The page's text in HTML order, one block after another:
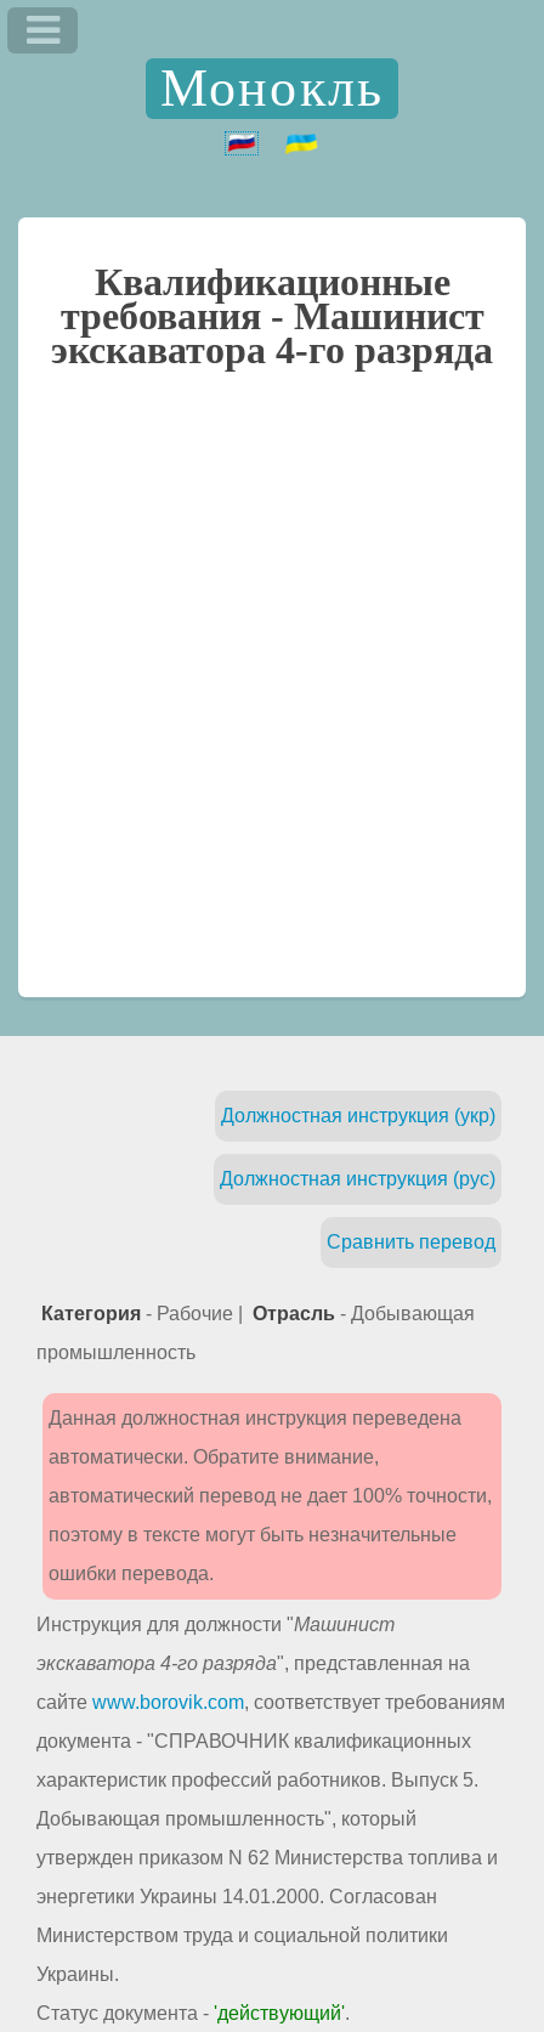
Монокль
Квалификационные
требования - Машинист
экскаватора 4-го разряда
Должностная инструкция (укр)
Должностная инструкция (рус)
Сравнить перевод
Категория - Рабочие | Отрасль - Добывающая
промышленность
Данная должностная инструкция переведена
автоматически. Обратите внимание,
автоматический перевод не дает 100% точности,
поэтому в тексте могут быть незначительные
ошибки перевода.
Инструкция для должности "Машинист
экскаватора 4-го разряда", представленная на
сайте www.borovik.com, соответствует требованиям
документа - "СПРАВОЧНИК квалификационных
характеристик профессий работников. Выпуск 5.
Добывающая промышленность", который
утвержден приказом N 62 Министерства топлива и
энергетики Украины 14.01.2000. Согласован
Министерством труда и социальной политики
Украины.
Статус документа - 'действующий'.